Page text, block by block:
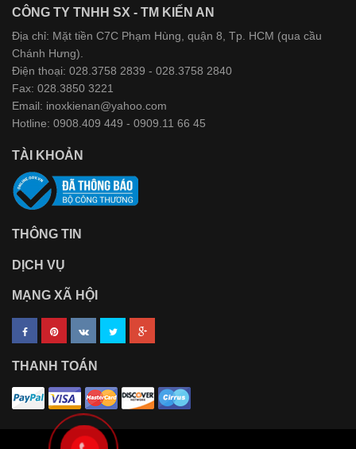
CÔNG TY TNHH SX - TM KIẾN AN
Địa chỉ: Mặt tiền C7C Phạm Hùng, quận 8, Tp. HCM (qua cầu
Chánh Hưng).
Điện thoại: 028.3758 2839 - 028.3758 2840
Fax: 028.3850 3221
Email: inoxkienan@yahoo.com
Hotline: 0908.409 449 - 0909.11 66 45
TÀI KHOẢN
THÔNG TIN
DỊCH VỤ
MẠNG XÃ HỘI
THANH TOÁN